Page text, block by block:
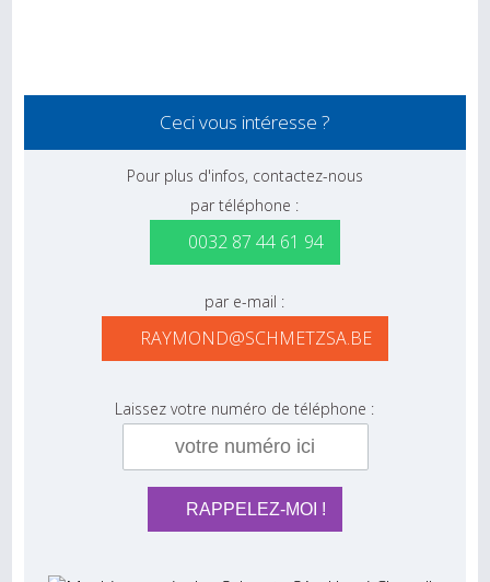
Ceci vous intéresse ?
Pour plus d'infos, contactez-nous
par téléphone :
0032 87 44 61 94
par e-mail :
RAYMOND@SCHMETZSA.BE
Laissez votre numéro de téléphone :